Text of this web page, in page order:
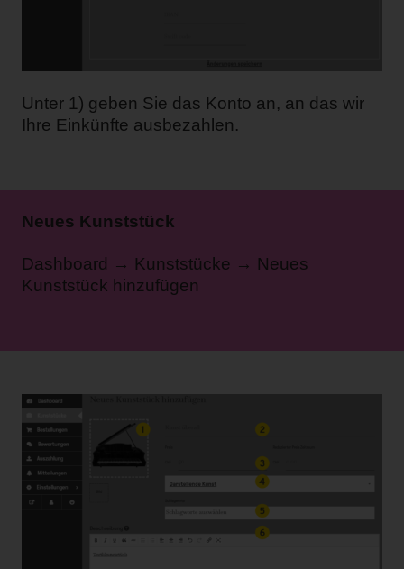
Unter 1) geben Sie das Konto an, an das wir
Ihre Einkünfte ausbezahlen.
Neues Kunststück
Dashboard → Kunststücke → Neues
Kunststück hinzufügen